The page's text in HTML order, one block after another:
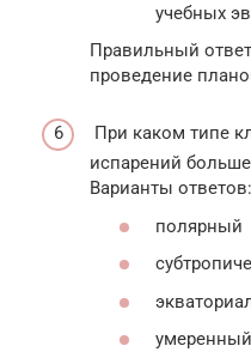
учебных
Правильный
проведение
При каком типе
испарений
Варианты ответов:
полярный
умеренный